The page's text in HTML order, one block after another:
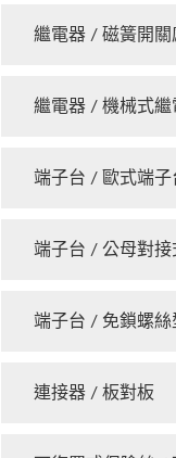
繼電器 / 磁簧開關
繼電器 / 機械式繼
端子台 / 歐式端子
端子台 / 公母對接
端子台 / 免鎖螺絲
連接器 / 板對板